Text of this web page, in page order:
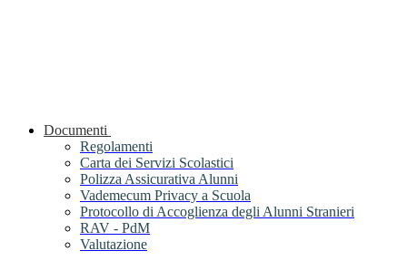
Documenti
Regolamenti
Carta dei Servizi Scolastici
Polizza Assicurativa Alunni
Vademecum Privacy a Scuola
Protocollo di Accoglienza degli Alunni Stranieri
RAV - PdM
Valutazione